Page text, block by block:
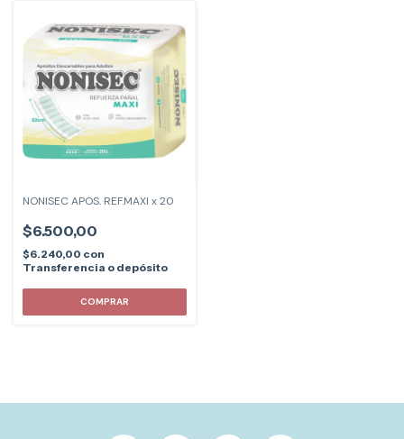
NONISEC APOS. REF.MAXI x 20
$6.500,00
$6.240,00 con
Transferencia o depósito